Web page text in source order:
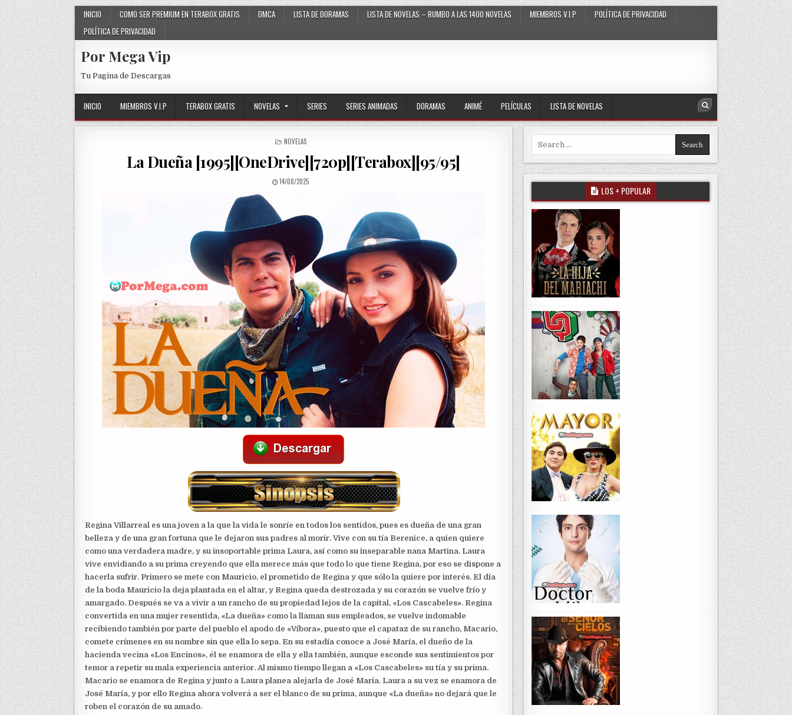
Skip to content INICIO COMO SER PREMIUM EN TERABOX GRATIS DMCA LISTA DE DORAMAS LISTA DE NOVELAS – RUMBO A LAS 1400 NOVELAS MIEMBROS V.I.P
POLÍTICA DE PRIVACIDAD
POLÍTICA DE PRIVACIDAD
Por Mega Vip
Tu Pagina de Descargas
INICIO MIEMBROS V.I.P TERABOX GRATIS NOVELAS SERIES SERIES ANIMADAS DORAMAS ANIMÉ PELÍCULAS LISTA DE NOVELAS Search
POSTED IN
NOVELAS
La Dueña [1995][OneDrive][720p][Terabox][95/95]
PUBLISHED DATE:
14/08/2025
Regina Villarreal es una joven a la que la vida le sonríe en todos los sentidos, pues es dueña de una gran
belleza y de una gran fortuna que le dejaron sus padres al morir. Vive con su tía Berenice, a quien quiere
como una verdadera madre, y su insoportable prima Laura, así como su inseparable nana Martina. Laura
vive envidiando a su prima creyendo que ella merece más que todo lo que tiene Regina, por eso se dispone a
hacerla sufrir. Primero se mete con Mauricio, el prometido de Regina y que sólo la quiere por interés. El día
de la boda Mauricio la deja plantada en el altar, y Regina queda destrozada y su corazón se vuelve frío y
amargado. Después se va a vivir a un rancho de su propiedad lejos de la capital, «Los Cascabeles». Regina
convertida en una mujer resentida, «La dueña» como la llaman sus empleados, se vuelve indomable
recibiendo también por parte del pueblo el apodo de «Víbora», puesto que el capataz de su rancho, Macario,
comete crímenes en su nombre sin que ella lo sepa. En su estadía conoce a José María, el dueño de la
hacienda vecina «Los Encinos», él se enamora de ella y ella también, aunque esconde sus sentimientos por
temor a repetir su mala experiencia anterior. Al mismo tiempo llegan a «Los Cascabeles» su tía y su prima.
Macario se enamora de Regina y junto a Laura planea alejarla de José María. Laura a su vez se enamora de
José María, y por ello Regina ahora volverá a ser el blanco de su prima, aunque «La dueña» no dejará que le
roben el corazón de su amado.
Search for:
LOS + POPULAR